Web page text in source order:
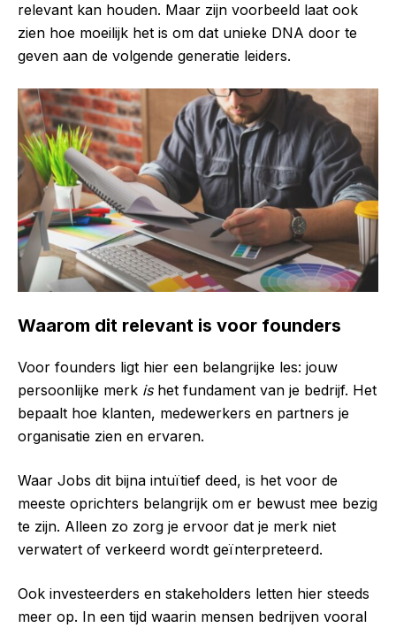
relevant kan houden. Maar zijn voorbeeld laat ook
zien hoe moeilijk het is om dat unieke DNA door te
geven aan de volgende generatie leiders.
Waarom dit relevant is voor founders
Voor founders ligt hier een belangrijke les: jouw
persoonlijke merk ishet fundament van je bedrijf. Het
bepaalt hoe klanten, medewerkers en partners je
organisatie zien en ervaren.
Waar Jobs dit bijna intuïtief deed, is het voor de
meeste oprichters belangrijk om er bewust mee bezig
te zijn. Alleen zo zorg je ervoor dat je merk niet
verwatert of verkeerd wordt geïnterpreteerd.
Ook investeerders en stakeholders letten hier steeds
meer op. In een tijd waarin mensen bedrijven vooral